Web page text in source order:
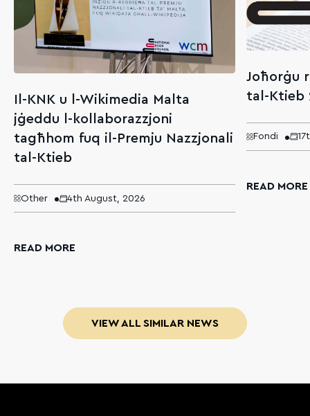
Il-KNK u l-Wikimedia Malta
jġeddu l-kollaborazzjoni
tagħhom fuq il-Premju Nazzjonali
tal-Ktieb
Other 4th August, 2026
READ MORE
Joħorġu
tal-Ktieb
Fondi
READ MORE
VIEW ALL SIMILAR NEWS